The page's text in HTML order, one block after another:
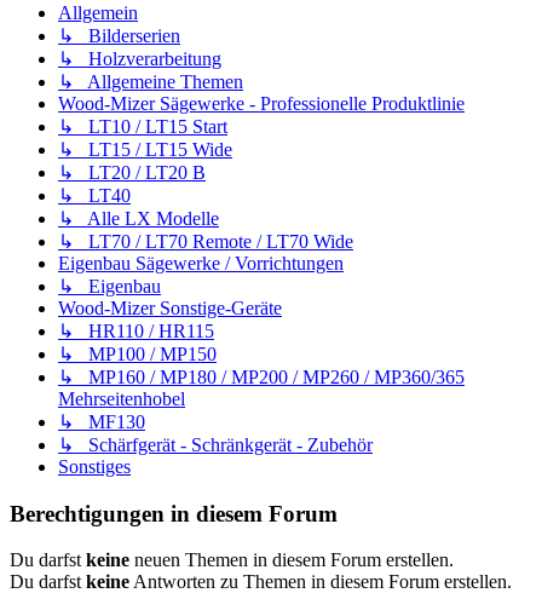
Allgemein
↳ Bilderserien
↳ Holzverarbeitung
↳ Allgemeine Themen
Wood-Mizer Sägewerke - Professionelle Produktlinie
↳ LT10 / LT15 Start
↳ LT15 / LT15 Wide
↳ LT20 / LT20 B
↳ LT40
↳ Alle LX Modelle
↳ LT70 / LT70 Remote / LT70 Wide
Eigenbau Sägewerke / Vorrichtungen
↳ Eigenbau
Wood-Mizer Sonstige-Geräte
↳ HR110 / HR115
↳ MP100 / MP150
↳ MP160 / MP180 / MP200 / MP260 / MP360/365
Mehrseitenhobel
↳ MF130
↳ Schärfgerät - Schränkgerät - Zubehör
Sonstiges
Berechtigungen in diesem Forum
Du darfst keine neuen Themen in diesem Forum erstellen.
Du darfst keine Antworten zu Themen in diesem Forum erstellen.